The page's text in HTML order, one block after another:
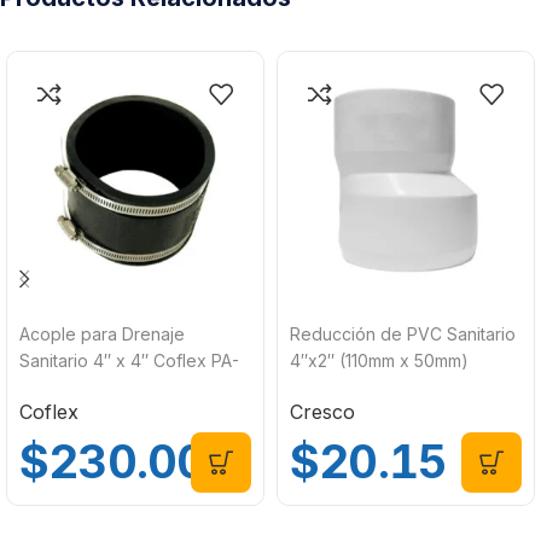
Acople para Drenaje
Sanitario 4″ x 4″ Coflex PA-
Coflex
$230.00
Reducción de PVC Sanitario
4″x2″ (110mm x 50mm)
Cresco
$20.15